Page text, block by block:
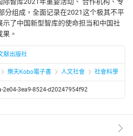
分组成，全面记录在2021这个极其不平
示了中国新型智库的使命担当和中国社
。
献出版社
樂天Kobo電子書 人文社會 社會科學
2e04-3ea9-8524-d20247954f92